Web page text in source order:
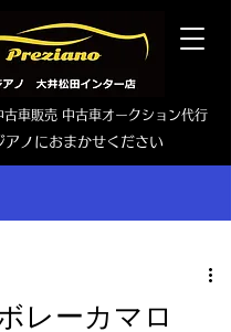
車販売 中古車オークション代行
アノにおまかせください
レーカマロ